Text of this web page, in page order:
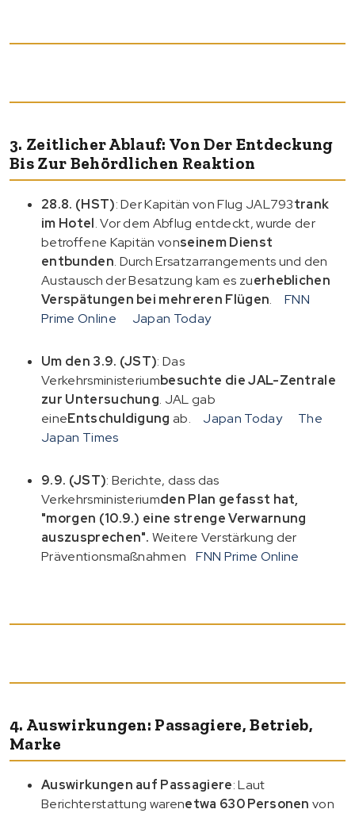
3. Zeitlicher Ablauf: Von Der Entdeckung
Bis Zur Behördlichen Reaktion
28.8. (HST): Der Kapitän von Flug JAL793trank
im Hotel. Vor dem Abflug entdeckt, wurde der
betroffene Kapitän vonseinem Dienst
entbunden. Durch Ersatzarrangements und den
Austausch der Besatzung kam es zuerheblichen
Verspätungen bei mehreren Flügen.
FNN
Prime Online
Japan Today
Um den 3.9. (JST): Das
Verkehrsministeriumbesuchte die JAL-Zentrale
zur Untersuchung. JAL gab
eineEntschuldigung ab. Japan Today
The
Japan Times
9.9. (JST): Berichte, dass das
Verkehrsministeriumden Plan gefasst hat,
"morgen (10.9.) eine strenge Verwarnung
auszusprechen". Weitere Verstärkung der
Präventionsmaßnahmen
FNN Prime Online
4. Auswirkungen: Passagiere, Betrieb,
Marke
Auswirkungen auf Passagiere: Laut
Berichterstattung warenetwa 630 Personen von